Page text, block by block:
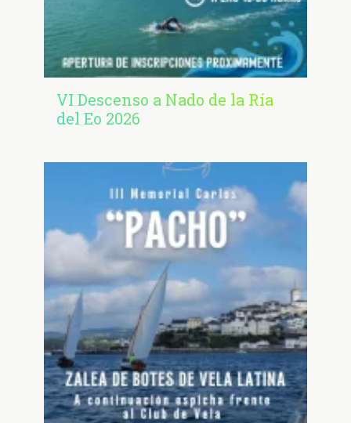
VI Descenso a Nado de la Ría
del Eo 2026